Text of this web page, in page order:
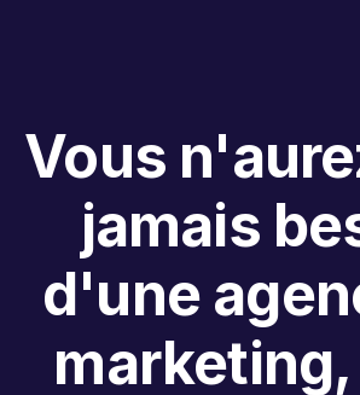
Vous
jamais
d'une